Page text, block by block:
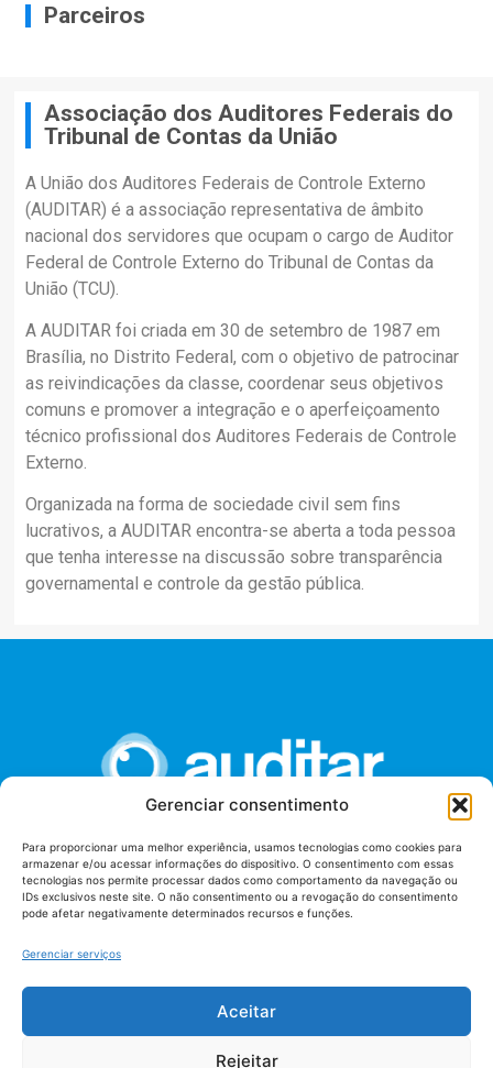
Gerenciar consentimento
Para proporcionar uma melhor experiência, usamos tecnologias como cookies para
armazenar e/ou acessar informações do dispositivo. O consentimento com essas
tecnologias nos permite processar dados como comportamento da navegação ou
IDs exclusivos neste site. O não consentimento ou a revogação do consentimento
pode afetar negativamente determinados recursos e funções.
Gerenciar serviços
Aceitar
Rejeitar
Parceiros
Associação dos Auditores Federais do
Tribunal de Contas da União
A União dos Auditores Federais de Controle Externo
(AUDITAR) é a associação representativa de âmbito
nacional dos servidores que ocupam o cargo de Auditor
Federal de Controle Externo do Tribunal de Contas da
União (TCU).
A AUDITAR foi criada em 30 de setembro de 1987 em
Brasília, no Distrito Federal, com o objetivo de patrocinar
as reivindicações da classe, coordenar seus objetivos
comuns e promover a integração e o aperfeiçoamento
técnico profissional dos Auditores Federais de Controle
Externo.
Organizada na forma de sociedade civil sem fins
lucrativos, a AUDITAR encontra-se aberta a toda pessoa
que tenha interesse na discussão sobre transparência
governamental e controle da gestão pública.
União dos Auditores Federais de Controle Externo -
AUDITAR
Setor de Administração Federal Sul (SAF/Sul), Qd. 04, Lt. 01
Tribunal de Contas da União (TCU), Subsolo, Sala S04
Telefone: (61)3527-7292
Termos de uso